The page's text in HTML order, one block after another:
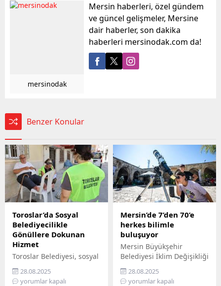
mersinodak
Mersin haberleri, özel gündem
ve güncel gelişmeler, Mersine
dair haberler, son dakika
haberleri mersinodak.com da!
Benzer Konular
Toroslar’da Sosyal
Belediyecilikle
Gönüllere Dokunan
Hizmet
Toroslar Belediyesi, sosyal
belediyecilik anlayışıyla
vatandaşların gönüllerine
28.08.2025
yorumlar kapalı
Mersin’de 7’den 70’e
herkes bilimle
buluşuyor
Mersin Büyükşehir
Belediyesi İklim Değişikliği
ve Sıfır Atık Dairesi
Başkanlığı, Mercan 100.
28.08.2025
yorumlar kapalı